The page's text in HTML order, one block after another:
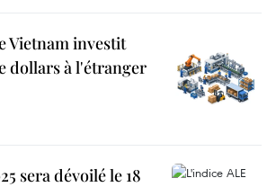
Vietnam investit
dollars à l'étranger
sera dévoilé le 18